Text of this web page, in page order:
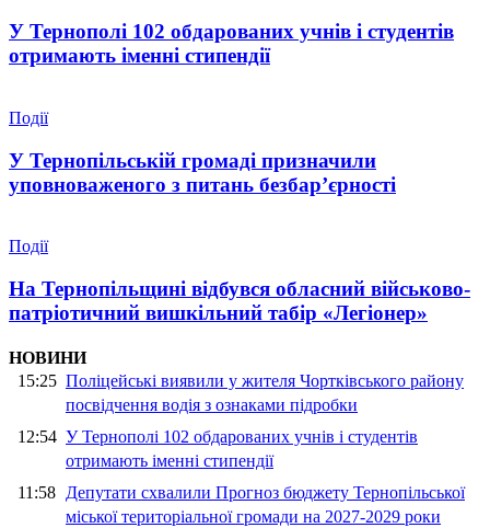
У Тернополі 102 обдарованих учнів і студентів
отримають іменні стипендії
Події
У Тернопільській громаді призначили
уповноваженого з питань безбар’єрності
Події
На Тернопільщині відбувся обласний військово-
патріотичний вишкільний табір «Легіонер»
НОВИНИ
15:25 Поліцейські виявили у жителя Чортківського району
посвідчення водія з ознаками підробки
12:54 У Тернополі 102 обдарованих учнів і студентів
отримають іменні стипендії
11:58 Депутати схвалили Прогноз бюджету Тернопільської
міської територіальної громади на 2027-2029 роки